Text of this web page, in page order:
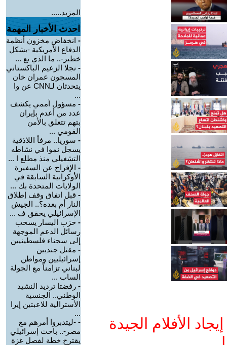
الأفلام الجيدة
المزيد.....
احدث الأخبار المهمة
- انخفاض مخزون أنظمة
الدفاع الأمريكية -بشكل
خطير-.. ما الذي يع ...
- نجلا الزعيم الباكستاني
المسجون عمران خان
يتحدثان لـCNN عن وا
...
- مسؤول أممي يكشف
عدد من أعدم بإيران
بتهم تتعلق بالأمن
القومي ...
- سوريا.. مرفأ اللاذقية
يسجل نموا في نشاطه
التشغيلي منذ مطلع ا ...
- الإفراج عن السفيرة
الأوكرانية السابقة في
الولايات المتحدة بك ...
- قبل اتفاق وقف إطلاق
النار أم بعده؟.. الجيش
الإسرائيلي يحقق ف ...
- حزب اليسار يسحب
رسائل الدعم الموجهة
إلى سجناء فلسطينيين
- مقتل جنديين
إسرائيليين ومواطن
لبناني تزامناً مع الجولة
الساب ...
- رفضتا ترديد النشيد
الوطني.. الجنسية
الأسترالية للاعبتين إيرا
...
- -ليتدبروا أمرهم مع
مصر-.. باحث إسرائيلي
يقترح خطة لفصل غزة